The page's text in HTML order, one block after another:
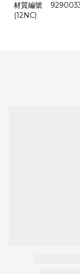
材質編號
(12NC)